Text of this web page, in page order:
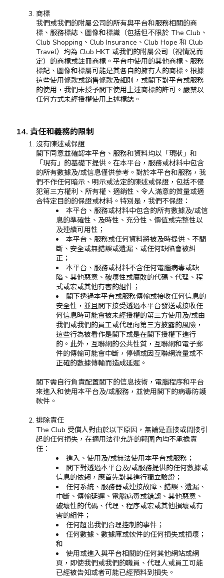
商標
我們或我們的附屬公司的所有與平台和服務相關的商
標、服務標誌、圖像和標識（包括但不限於 The Club、
Club Shopping、Club Insurance、Club Hope 和 Club
Travel）均為 Club HKT 或我們的附屬公司（視情況而
定）的商標或註冊商標。平台中使用的其他商標、服務
標記、圖像和標屬可能是其各自的擁有人的商標。根據
這些使用條款或銷售條款及細則，或閣下對平台或服務
的使用，我們未授予閣下使用上述商標的許可。嚴禁以
任何方式未經授權使用上述標誌。
14. 責任和義務的限制
沒有陳述或保證
閣下同意並確認本平台、服務和資料均以「現狀」和
「現有」的基礎下提供。在本平台，服務或材料中包含
的所有數據及/或信息僅供參考。對於本平台和服務，我
們不作任何暗示、明示或法定的陳述或保證，包括不侵
犯第三方權利、所有權、適銷性、令人滿意的質量或適
合特定目的的保證或材料。特別是，我們不保證：
本平台、服務或材料中包含的所有數據及/或信
息的準確性、及時性、充分性、價值或完整性以
及連續可用性；
本平台、服務或任何資料將被及時提供、不間
斷、安全或無錯誤或遺漏、或任何缺陷會被糾
正；
本平台、服務或材料不含任何電腦病毒或缺
陷、其他惡意、破壞性或腐敗的代碼、代理、程
式或宏或其他有害的組件；
閣下透過本平台或服務傳輸或接收任何信息的
安全性，並且閣下接受透過本平台發送或接收任
何信息時可能會被未經授權的第三方使用及/或由
我們或我們的員工或代理向第三方披露的風險，
這些行為被看作是閣下或是在閣下授權下進行
的。此外，互聯網的公共性質，互聯網和電子郵
件的傳輸可能會中斷，停頓或因互聯網流量或不
正確的數據傳輸而造成延遲。
閣下需自行負責配置閣下的信息技術，電腦程序和平台
來進入和使用本平台及/或服務，並使用閣下的病毒防護
軟件。
排除責任
The Club 受償人對由於以下原因，無論是直接或間接引
起的任何損失，在適用法律允許的範圍內均不承擔責
任：
進入、使用及/或無法使用本平台或服務；
閣下對透過本平台及/或服務提供的任何數據或
信息的依賴，應首先對其進行獨立驗證；
任何系統、服務器或連接故障、錯誤、遺漏、
中斷、傳輸延遲、電腦病毒或錯誤、其他惡意、
破壞性的代碼、代理、程序或宏或其他損壞或有
害的組件；
任何超出我們合理控制的事件；
任何數據、數據庫或軟件的任何損失或損壞；
和
使用或進入與平台相關的任何其他網站或網
頁，即使我們或我們的職員、代理人或員工可能
已經被告知或者可能已經預料到損失。